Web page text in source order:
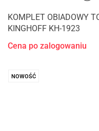
KOMPLET OBIADOWY
KINGHOFF KH-1923
Cena po zalogowaniu
NOWOŚĆ